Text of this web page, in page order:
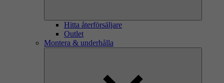
Hitta återförsäljare
Outlet
Montera & underhålla